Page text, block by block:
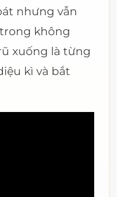
nhưng vẫn
không
xuống là từng
kì và bắt